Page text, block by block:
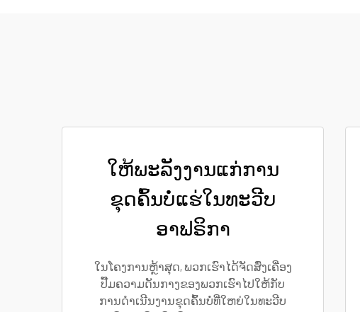
ໃຫ້ພະລັງງານແກ່ການ
ຂຸດຄົ້ນບໍ່ແຮ່ໃນທະວີບ
ອາຟຣິກາ
ໃນໂຄງການຫຼ້າສຸດ, ພວກເຮົາໄດ້ຈັດສົ່ງເຄື່ອງ
ປັ໊ມຄວາມດັນກາງຂອງພວກເຮົາໄປໃຫ້ກັບ
ການດຳເນີນງານຂຸດຄົ້ນບໍ່ທີ່ໃຫຍ່ໃນທະວີບ